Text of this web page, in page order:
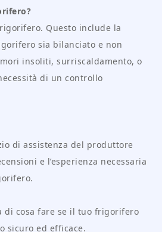
Questo include la
sia bilanciato e non
insoliti, surriscaldamento, o
di un controllo
di assistenza del produttore
e l’esperienza necessaria
di cosa fare se il tuo frigorifero
sicuro ed efficace.